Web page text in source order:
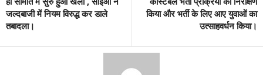
जल्दबाजी में नियम विरुद्ध कर डाले
तबादला।
किया और भर्ती के लिए आए युवाओं का
उत्साहवर्धन किया।